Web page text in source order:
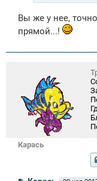
е
Вы же у нее,
прямой...!
Карась